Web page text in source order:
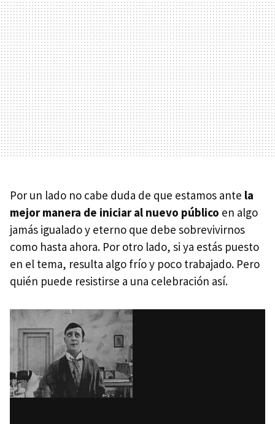
Por un lado no cabe duda de que estamos ante la
mejor manera de iniciar al nuevo público en algo
jamás igualado y eterno que debe sobrevivirnos
como hasta ahora. Por otro lado, si ya estás puesto
en el tema, resulta algo frío y poco trabajado. Pero
quién puede resistirse a una celebración así.